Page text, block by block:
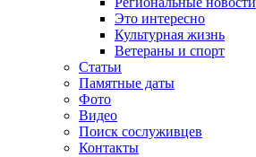
Это интересно
Культурная жизнь
Ветераны и спорт
Статьи
Памятные даты
Фото
Видео
Поиск сослуживцев
Контакты